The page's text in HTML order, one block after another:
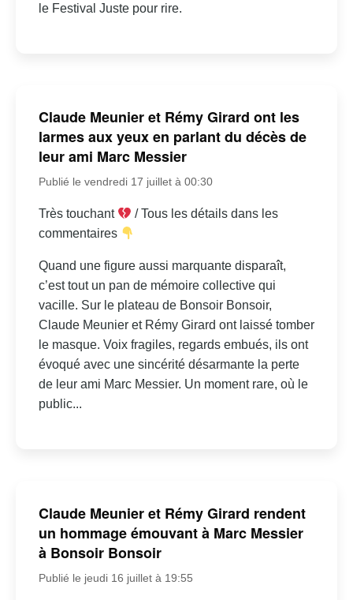
le Festival Juste pour rire.
Claude Meunier et Rémy Girard ont les
larmes aux yeux en parlant du décès de
leur ami Marc Messier
Publié le vendredi 17 juillet à 00:30
Très touchant
/ Tous les détails dans les
commentaires
Quand une figure aussi marquante disparaît,
c’est tout un pan de mémoire collective qui
vacille. Sur le plateau de Bonsoir Bonsoir,
Claude Meunier et Rémy Girard ont laissé tomber
le masque. Voix fragiles, regards embués, ils ont
évoqué avec une sincérité désarmante la perte
de leur ami Marc Messier. Un moment rare, où le
public...
Claude Meunier et Rémy Girard rendent
un hommage émouvant à Marc Messier
à Bonsoir Bonsoir
Publié le jeudi 16 juillet à 19:55